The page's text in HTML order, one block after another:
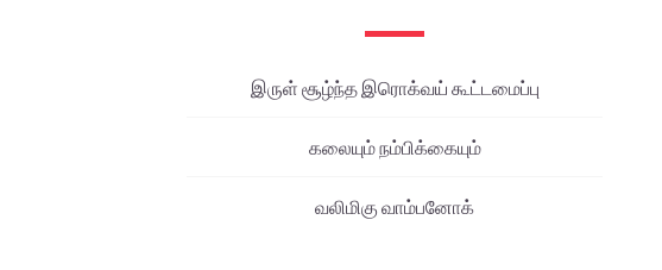
இருள் சூழ்ந்த இரொக்வய் கூட்டமைப்பு
கலையும் நம்பிக்கையும்
வலிமிகு வாம்பனோக்